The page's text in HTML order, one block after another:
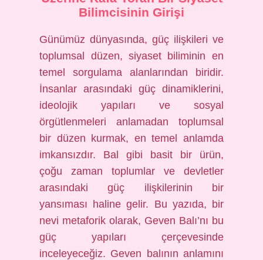
Bilimcisinin Girişi
Günümüz dünyasında, güç ilişkileri ve
toplumsal düzen, siyaset biliminin en
temel sorgulama alanlarından biridir.
İnsanlar arasındaki güç dinamiklerini,
ideolojik yapıları ve sosyal
örgütlenmeleri anlamadan toplumsal
bir düzen kurmak, en temel anlamda
imkansızdır. Bal gibi basit bir ürün,
çoğu zaman toplumlar ve devletler
arasındaki güç ilişkilerinin bir
yansıması haline gelir. Bu yazıda, bir
nevi metaforik olarak, Geven Balı’nı bu
güç yapıları çerçevesinde
inceleyeceğiz. Geven balının anlamını